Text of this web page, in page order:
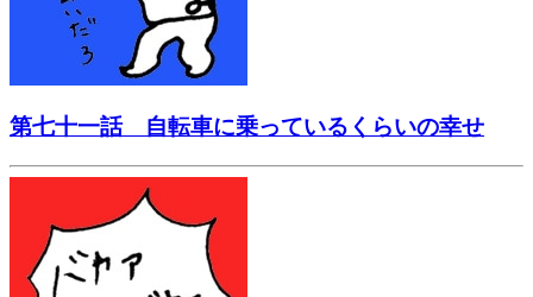
第七十一話 自転車に乗っているくらいの幸せ